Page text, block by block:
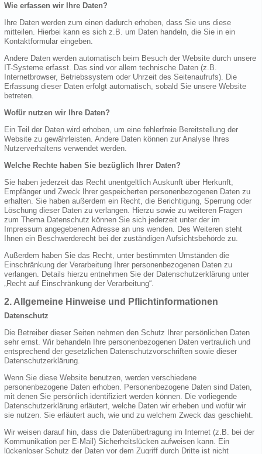
Wie erfassen wir Ihre Daten?
Ihre Daten werden zum einen dadurch erhoben, dass Sie uns diese
mitteilen. Hierbei kann es sich z.B. um Daten handeln, die Sie in ein
Kontaktformular eingeben.
Andere Daten werden automatisch beim Besuch der Website durch unsere
IT-Systeme erfasst. Das sind vor allem technische Daten (z.B.
Internetbrowser, Betriebssystem oder Uhrzeit des Seitenaufrufs). Die
Erfassung dieser Daten erfolgt automatisch, sobald Sie unsere Website
betreten.
Wofür nutzen wir Ihre Daten?
Ein Teil der Daten wird erhoben, um eine fehlerfreie Bereitstellung der
Website zu gewährleisten. Andere Daten können zur Analyse Ihres
Nutzerverhaltens verwendet werden.
Welche Rechte haben Sie bezüglich Ihrer Daten?
Sie haben jederzeit das Recht unentgeltlich Auskunft über Herkunft,
Empfänger und Zweck Ihrer gespeicherten personenbezogenen Daten zu
erhalten. Sie haben außerdem ein Recht, die Berichtigung, Sperrung oder
Löschung dieser Daten zu verlangen. Hierzu sowie zu weiteren Fragen
zum Thema Datenschutz können Sie sich jederzeit unter der im
Impressum angegebenen Adresse an uns wenden. Des Weiteren steht
Ihnen ein Beschwerderecht bei der zuständigen Aufsichtsbehörde zu.
Außerdem haben Sie das Recht, unter bestimmten Umständen die
Einschränkung der Verarbeitung Ihrer personenbezogenen Daten zu
verlangen. Details hierzu entnehmen Sie der Datenschutzerklärung unter
„Recht auf Einschränkung der Verarbeitung“.
2. Allgemeine Hinweise und Pflichtinformationen
Datenschutz
Die Betreiber dieser Seiten nehmen den Schutz Ihrer persönlichen Daten
sehr ernst. Wir behandeln Ihre personenbezogenen Daten vertraulich und
entsprechend der gesetzlichen Datenschutzvorschriften sowie dieser
Datenschutzerklärung.
Wenn Sie diese Website benutzen, werden verschiedene
personenbezogene Daten erhoben. Personenbezogene Daten sind Daten,
mit denen Sie persönlich identifiziert werden können. Die vorliegende
Datenschutzerklärung erläutert, welche Daten wir erheben und wofür wir
sie nutzen. Sie erläutert auch, wie und zu welchem Zweck das geschieht.
Wir weisen darauf hin, dass die Datenübertragung im Internet (z.B. bei der
Kommunikation per E-Mail) Sicherheitslücken aufweisen kann. Ein
lückenloser Schutz der Daten vor dem Zugriff durch Dritte ist nicht